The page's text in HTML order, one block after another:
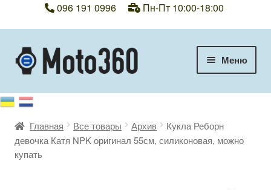
096 191 0996 Пн-Пт 10:00-18:00
Перейти
к
навигации
Перейти
к
содержимому
Меню
+38 096 191 0996
Категории
Гарантия
Главная Все товары Архив
Кукла Реборн
девочка Катя NPK оригинал 55см, силиконовая, можно
купать